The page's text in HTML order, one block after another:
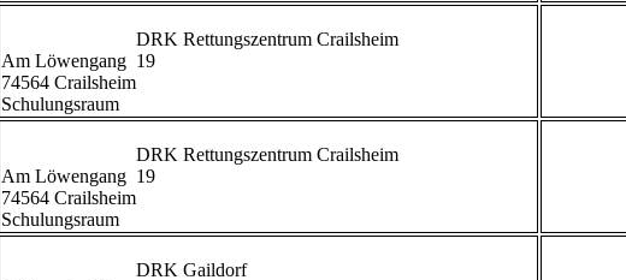
Am Löwengang  19
74564 Crailsheim
Schulungsraum
Am Löwengang  19
74564 Crailsheim
Schulungsraum